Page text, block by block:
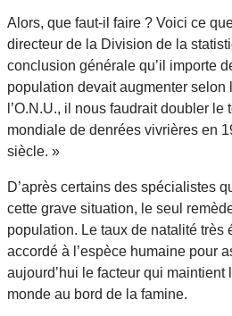
Alors, que faut-il faire ? Voici ce
directeur de la Division de la
conclusion générale qu’il importe
population devait augmenter selon
l’O.N.U., il nous faudrait doubler
mondiale de denrées vivrières en
siècle. »
D’après certains des spécialistes
cette grave situation, le seul
population. Le taux de natalité très
accordé à l’espèce humaine pour
aujourd’hui le facteur qui maintient
monde au bord de la famine.